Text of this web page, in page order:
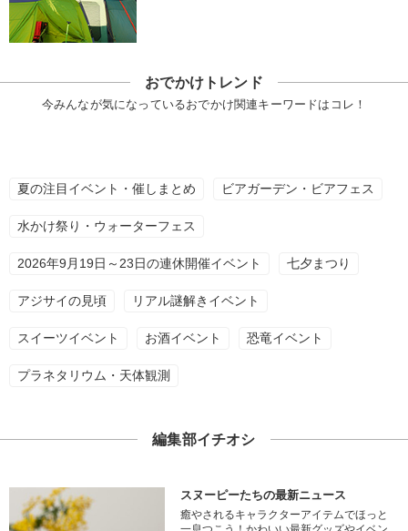
おでかけトレンド
今みんなが気になっているおでかけ関連キーワードはコレ！
夏の注目イベント・催しまとめ ビアガーデン・ビアフェス
水かけ祭り・ウォーターフェス
2026年9月19日～23日の連休開催イベント 七夕まつり
アジサイの見頃 リアル謎解きイベント
スイーツイベント お酒イベント 恐竜イベント
プラネタリウム・天体観測
編集部イチオシ
スヌーピーたちの最新ニュース
癒やされるキャラクターアイテムでほっと